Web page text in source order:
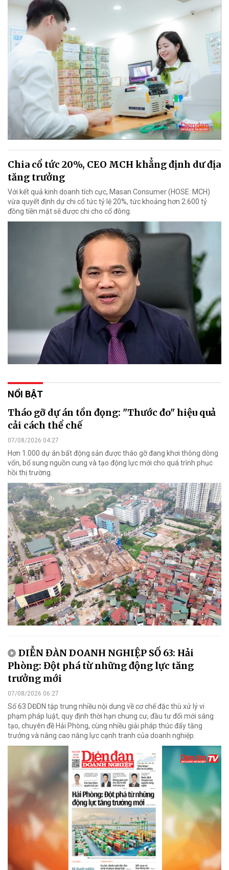
Chia cổ tức 20%, CEO MCH khẳng định dư địa
tăng trưởng
Với kết quả kinh doanh tích cực, Masan Consumer (HOSE: MCH)
vừa quyết định dự chi cổ tức tỷ lệ 20%, tức khoảng hơn 2.600 tỷ
đồng tiền mặt sẽ được chi cho cổ đông.
NỔI BẬT
Tháo gỡ dự án tồn đọng: "Thước đo" hiệu quả
cải cách thể chế
07/08/2026 04:27
Hơn 1.000 dự án bất động sản được tháo gỡ đang khơi thông dòng
vốn, bổ sung nguồn cung và tạo động lực mới cho quá trình phục
hồi thị trường.
DIỄN ĐÀN DOANH NGHIỆP SỐ 63: Hải
Phòng: Đột phá từ những động lực tăng
trưởng mới
07/08/2026 06:27
Số 63 DĐDN tập trung nhiều nội dung về cơ chế đặc thù xử lý vi
phạm pháp luật, quy định thời hạn chung cư, đầu tư đổi mới sáng
tạo, chuyên đề Hải Phòng, cùng nhiều giải pháp thúc đẩy tăng
trưởng và nâng cao năng lực cạnh tranh của doanh nghiệp.